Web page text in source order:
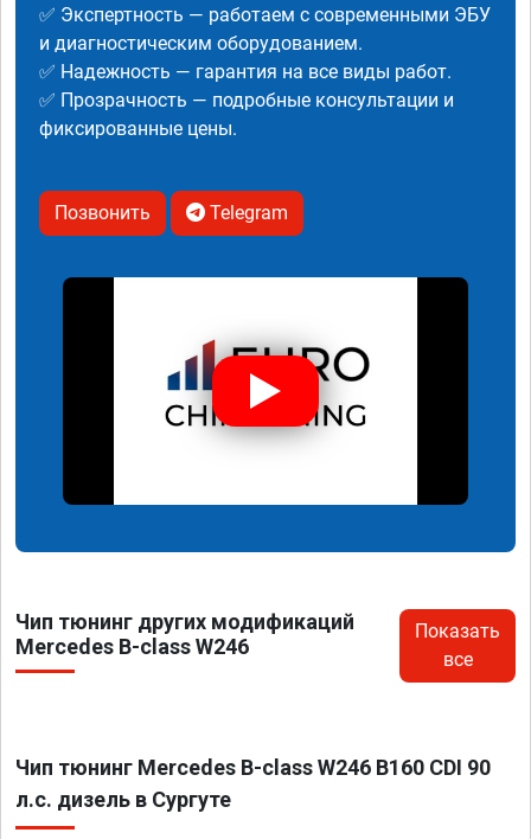
✅ Экспертность — работаем с современными ЭБУ
и диагностическим оборудованием.
✅ Надежность — гарантия на все виды работ.
✅ Прозрачность — подробные консультации и
фиксированные цены.
Позвонить Telegram
Чип тюнинг других модификаций
Mercedes B-class W246
Показать
все
Чип тюнинг Mercedes B-class W246 B160 CDI 90
л.с. дизель в Сургуте